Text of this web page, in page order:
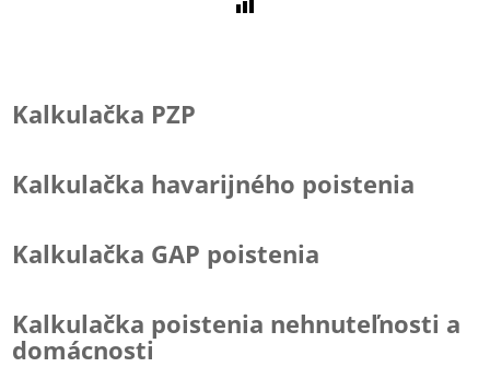
Kalkulačka PZP
Kalkulačka havarijného poistenia
Kalkulačka GAP poistenia
Kalkulačka poistenia nehnuteľnosti a
domácnosti